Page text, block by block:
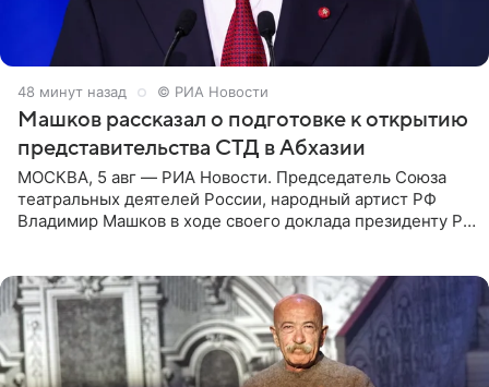
49 минут назад © РИА Новости
Машков рассказал о подготовке к открытию
представительства СТД в Абхазии
МОСКВА, 5 авг — РИА Новости. Председатель Союза
театральных деятелей России, народный артист РФ
Владимир Машков в ходе своего доклада президенту РФ